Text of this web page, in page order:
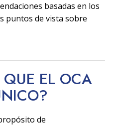
basadas en los
puntos de vista sobre
EL OCA
?
de